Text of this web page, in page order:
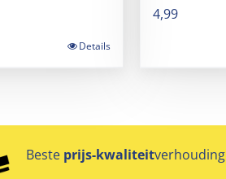
Details
4,99
Beste prijs-kwaliteitverhouding